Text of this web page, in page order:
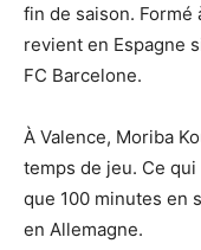
fin de saison. Formé
revient en Espagne
FC Barcelone.
À Valence, Moriba
temps de jeu. Ce qui
que 100 minutes en
en Allemagne.